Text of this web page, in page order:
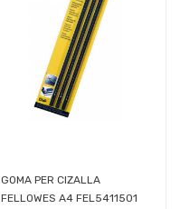
GOMA PER CIZALLA
FELLOWES A4 FEL5411501